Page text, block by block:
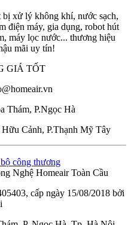
xử lý không khí, nước sạch,
điện máy, gia dụng, robot hút
máy lọc nước... thương hiệu
mãi uy tín!
GIÁ TỐT
Thám, P.Ngọc Hà
Cảnh, P.Thạnh Mỹ Tây
Nghệ Homeair Toàn Cầu
cấp ngày 15/08/2018 bởi